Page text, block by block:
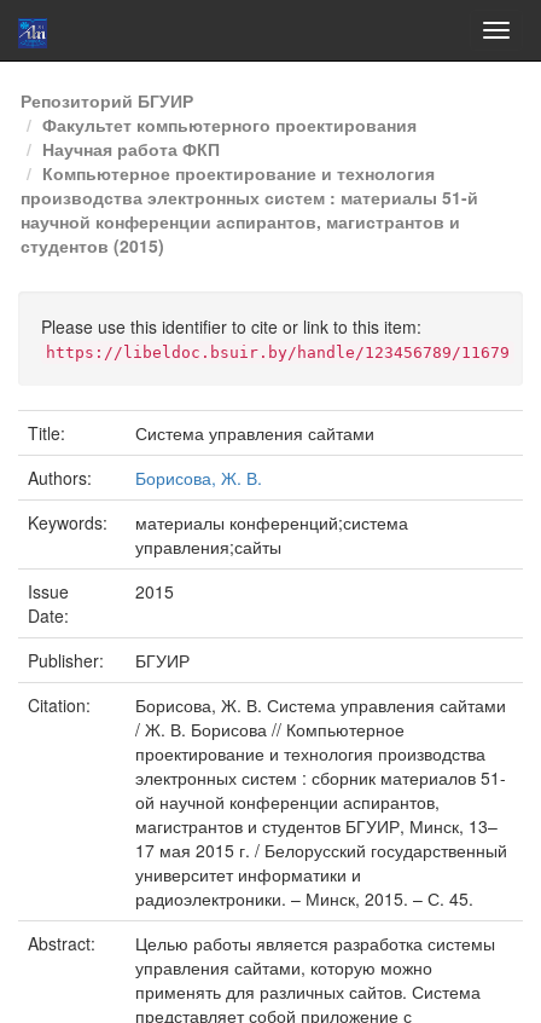
Skip
navigation
Репозиторий БГУИР
Факультет компьютерного проектирования
Научная работа ФКП
Компьютерное проектирование и технология
производства электронных систем : материалы 51-й
научной конференции аспирантов, магистрантов и
студентов (2015)
Please use this identifier to cite or link to this item:
https://libeldoc.bsuir.by/handle/123456789/11679
Title:
Система управления сайтами
Authors:
Борисова, Ж. В.
Keywords:
материалы конференций;система
управления;сайты
Issue
Date:
2015
Publisher:
БГУИР
Citation:
Борисова, Ж. В. Система управления сайтами
/ Ж. В. Борисова // Компьютерное
проектирование и технология производства
электронных систем : сборник материалов 51-
ой научной конференции аспирантов,
магистрантов и студентов БГУИР, Минск, 13–
17 мая 2015 г. / Белорусский государственный
университет информатики и
радиоэлектроники. – Минск, 2015. – С. 45.
Abstract:
Целью работы является разработка системы
управления сайтами, которую можно
применять для различных сайтов. Система
представляет собой приложение с